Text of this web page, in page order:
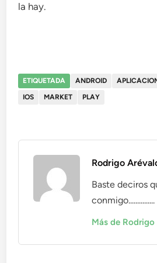
la hay.
ETIQUETADA ANDROID
IOS
MARKET PLAY
Rodrigo
Baste deciros
Más de